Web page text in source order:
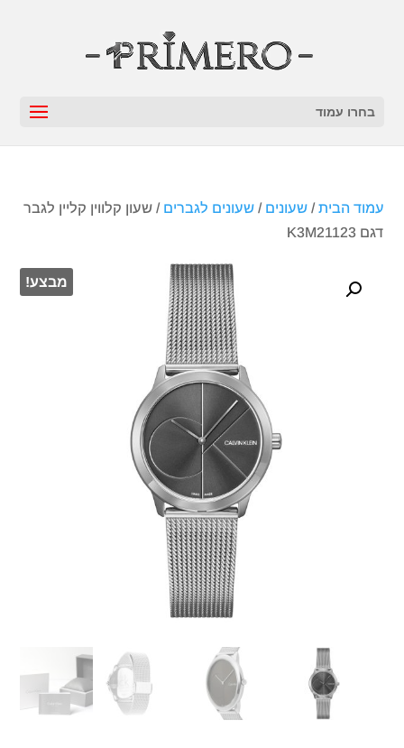
בחרו עמוד
עמוד הבית/שעונים /שעונים לגברים / שעון קלווין קליין לגבר
דגם K3M21123
מבצע!